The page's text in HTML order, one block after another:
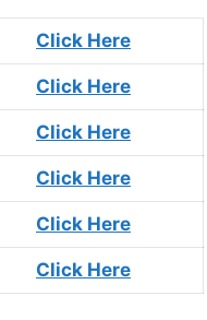
Click Here
Click Here
Click Here
Click Here
Click Here
Click Here